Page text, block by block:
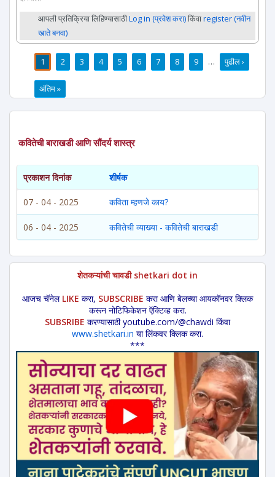
आपली प्रतिक्रिया लिहिण्यासाठीLog in (प्रवेश करा)किंवाregister (नवीन
खाते बनवा)
पाने 1 2 3 4 5 6 7 8 9 … पुढील ›
अंतिम »
कवितेची बाराखडी आणि सौंदर्य शास्त्र
प्रकाशन दिनांक शीर्षक
07 - 04 - 2025 कविता म्हणजे काय?
06 - 04 - 2025 कवितेची व्याख्या - कवितेची बाराखडी
शेतकऱ्यांची चावडी shetkari dot in
आजच चॅनेल LIKE करा, SUBSCRIBE करा आणि बेलच्या आयकॉनवर क्लिक
करून नोटिफिकेशन ऍक्टिव्ह करा.
SUBSRIBE करण्यासाठी youtube.com/@chawdi किंवा
www.shetkari.in या लिंकवर क्लिक करा.
***